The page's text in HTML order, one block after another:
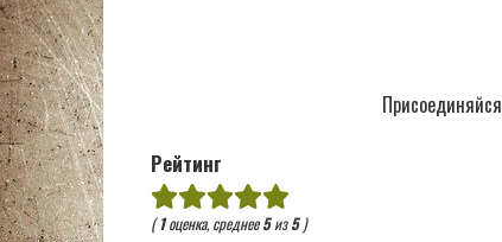
Рейтинг
(1оценка, среднее5из5)